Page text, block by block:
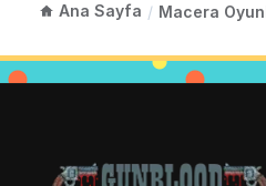
Ana Sayfa / Macera